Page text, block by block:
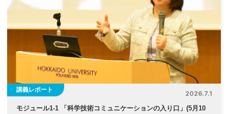
講義レポート
2026.7.1
モジュール1-1 「科学技術コミュニケーションの入り口」(5月10